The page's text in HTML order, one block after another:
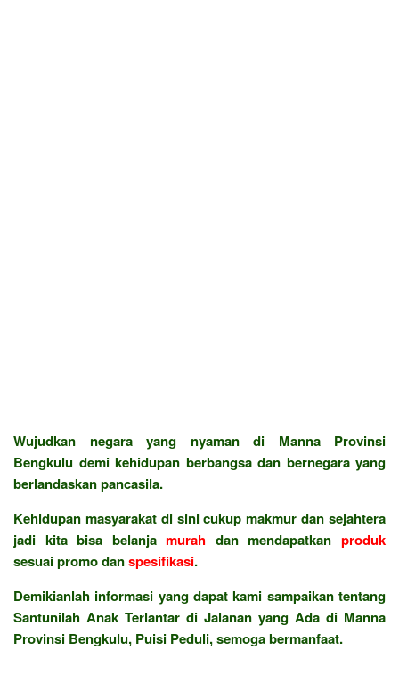
Wujudkan negara yang nyaman di Manna Provinsi
Bengkulu demi kehidupan berbangsa dan bernegara yang
berlandaskan pancasila.
Kehidupan masyarakat di sini cukup makmur dan sejahtera
jadi kita bisa belanjamurah dan mendapatkanproduk
sesuai promo danspesifikasi.
Demikianlah informasi yang dapat kami sampaikan tentang
Santunilah Anak Terlantar di Jalanan yang Ada di Manna
Provinsi Bengkulu, Puisi Peduli, semoga bermanfaat.